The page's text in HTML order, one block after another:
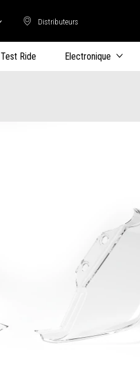
Distributeurs
Distributeurs
Test Ride Electronique